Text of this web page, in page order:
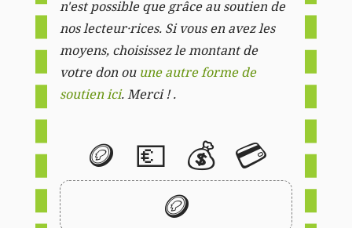
n'est possible que grâce au soutien de
nos lecteur·rices. Si vous en avez les
moyens, choisissez le montant de
votre don ou une autre forme de
soutien ici. Merci ! .
🪙 💶 💰 💳
🪙